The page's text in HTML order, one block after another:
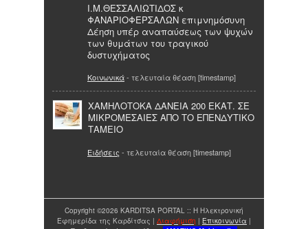
Ι.Μ.ΘΕΣΣΑΛΙΩΤΙΔΟΣ κ
ΦΑΝΑΡΙΟΦΕΡΣΑΛΩΝ επιμνημόσυνη
Δέηση υπέρ αναπαύσεως των ψυχών
των θυμάτων του τραγικού
δυστυχήματος
Κοινωνικά- τελευταία θέαση [timestamp]
ΧΑΜΗΛΟΤΟΚΑ ΔΑΝΕΙΑ 200 ΕΚΑΤ. ΣΕ
ΜΙΚΡΟΜΕΣΑΙΕΣ ΑΠΟ ΤΟ ΕΠΕΝΔΥΤΙΚΟ
ΤΑΜΕΙΟ
Ειδήσεις - τελευταία θέαση [timestamp]
Copyright ©2026 KARDITSA PORTAL :: Η Ηλεκτρονική
Εφημερίδα της Καρδίτσας | Διαφήμιση | Επικοινωνία |